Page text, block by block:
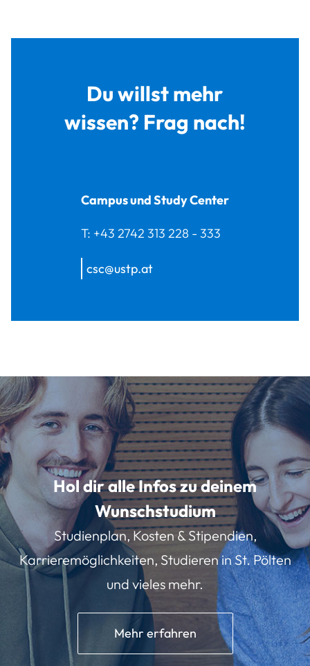
Du willst mehr
wissen? Frag nach!
Campus und Study Center
T: +43 2742 313 228 - 333
csc@ustp.at
Hol dir alle Infos zu deinem
Wunschstudium
Studienplan, Kosten & Stipendien,
Karrieremöglichkeiten, Studieren in St. Pölten
und vieles mehr.
Mehr erfahren